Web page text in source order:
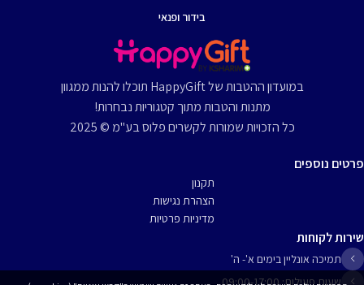
בידור ופנאי
במועדון ההטבות של HappyGift תוכלו להנות ממגוון
מתנות והטבות מתוך קטגוריות נבחרות!
כל הזכויות שמורות לקשרים פלוס בע"מ © 2025
פרטים נוספים
תקנון
הצהרת נגישות
מדיניות פרטיות
שירות לקוחות
תמיכה אונליין בימים א'- ה'
שעות פעילות: 09:00-17:00